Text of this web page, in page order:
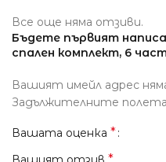
Все още няма отзиви.
Бъдете първият
спален комплект, 6
Вашият имейл адрес
Задължителните
Вашата оценка *